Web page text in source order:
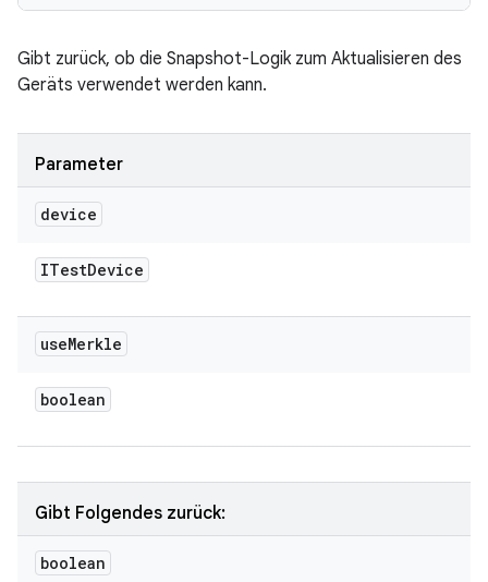
Gibt zurück, ob die Snapshot-Logik zum Aktualisieren des
Geräts verwendet werden kann.
Parameter
device
ITestDevice
useMerkle
boolean
Gibt Folgendes zurück:
boolean